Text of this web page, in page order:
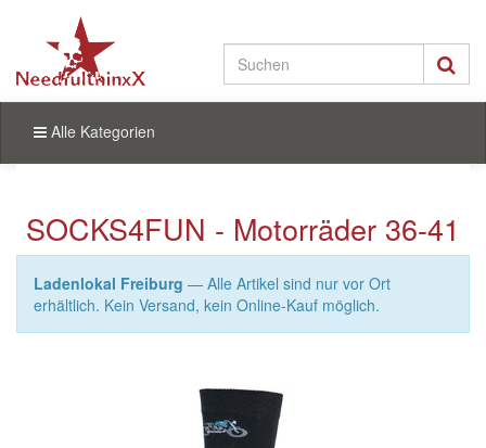
Alle Kategorien
SOCKS4FUN - Motorräder 36-41
Ladenlokal Freiburg — Alle Artikel sind nur vor Ort
erhältlich. Kein Versand, kein Online-Kauf möglich.